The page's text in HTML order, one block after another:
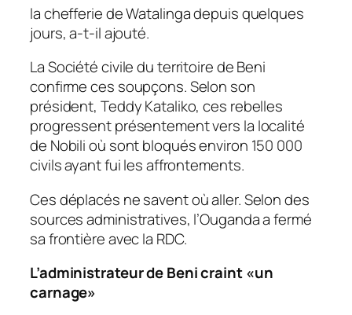
la chefferie de Watalinga depuis quelques
jours, a-t-il ajouté.
La Société civile du territoire de Beni
confirme ces soupçons. Selon son
président, Teddy Kataliko, ces rebelles
progressent présentement vers la localité
de Nobili où sont bloqués environ 150 000
civils ayant fui les affrontements.
Ces déplacés ne savent où aller. Selon des
sources administratives, l’Ouganda a fermé
sa frontière avec la RDC.
L’administrateur de Beni craint «un
carnage»